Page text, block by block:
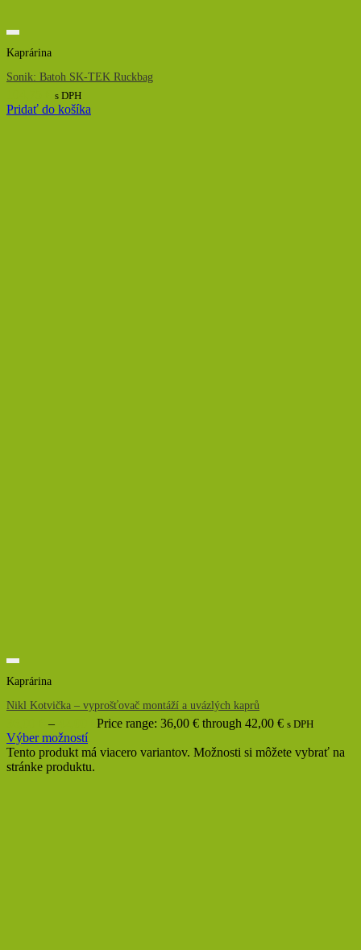
Kaprárina
Sonik: Batoh SK-TEK Ruckbag
s DPH
Pridať do košíka
Kaprárina
Nikl Kotvička – vyprošťovač montáží a uvázlých kaprů
– Price range: 36,00 € through 42,00 € s DPH
Výber možností
Tento produkt má viacero variantov. Možnosti si môžete vybrať na
stránke produktu.